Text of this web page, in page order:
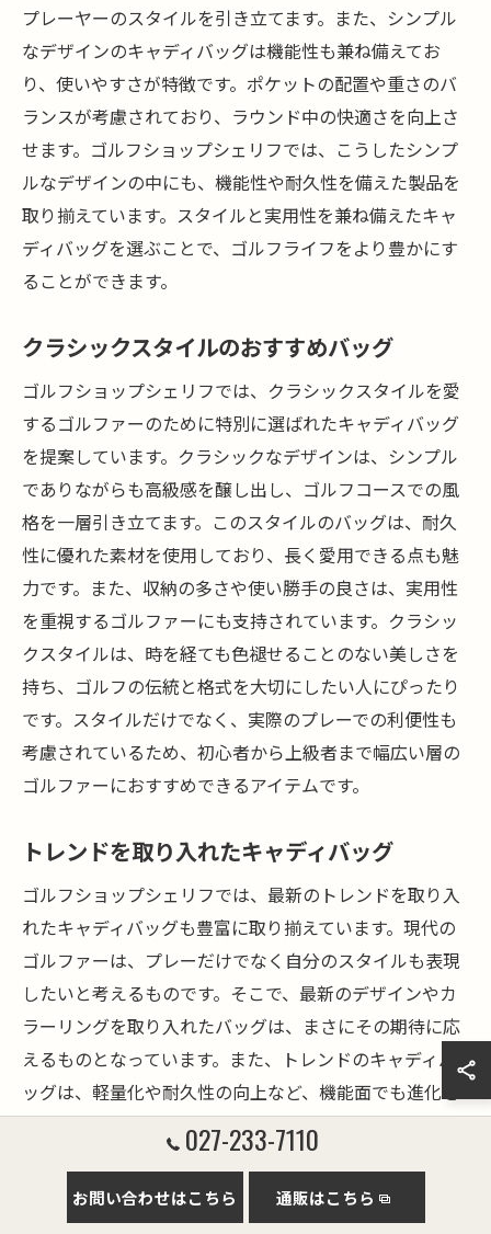
プレーヤーのスタイルを引き立てます。また、シンプル
なデザインのキャディバッグは機能性も兼ね備えてお
り、使いやすさが特徴です。ポケットの配置や重さのバ
ランスが考慮されており、ラウンド中の快適さを向上さ
せます。ゴルフショップシェリフでは、こうしたシンプ
ルなデザインの中にも、機能性や耐久性を備えた製品を
取り揃えています。スタイルと実用性を兼ね備えたキャ
ディバッグを選ぶことで、ゴルフライフをより豊かにす
ることができます。
クラシックスタイルのおすすめバッグ
ゴルフショップシェリフでは、クラシックスタイルを愛
するゴルファーのために特別に選ばれたキャディバッグ
を提案しています。クラシックなデザインは、シンプル
でありながらも高級感を醸し出し、ゴルフコースでの風
格を一層引き立てます。このスタイルのバッグは、耐久
性に優れた素材を使用しており、長く愛用できる点も魅
力です。また、収納の多さや使い勝手の良さは、実用性
を重視するゴルファーにも支持されています。クラシッ
クスタイルは、時を経ても色褪せることのない美しさを
持ち、ゴルフの伝統と格式を大切にしたい人にぴったり
です。スタイルだけでなく、実際のプレーでの利便性も
考慮されているため、初心者から上級者まで幅広い層の
ゴルファーにおすすめできるアイテムです。
トレンドを取り入れたキャディバッグ
ゴルフショップシェリフでは、最新のトレンドを取り入
れたキャディバッグも豊富に取り揃えています。現代の
ゴルファーは、プレーだけでなく自分のスタイルも表現
したいと考えるものです。そこで、最新のデザインやカ
ラーリングを取り入れたバッグは、まさにその期待に応
えるものとなっています。また、トレンドのキャディバ
ッグは、軽量化や耐久性の向上など、機能面でも進化を
遂げています。これにより、スタイルを犠牲にせず、快
適なプレーを楽しむことが可能です。特に若い世代のゴ
ルファーには、こうしたトレンディなアイテムが人気を
集めています。スタイルと機能が融合したキャディバッ
027-233-7110
お問い合わせはこちら 通販はこちら